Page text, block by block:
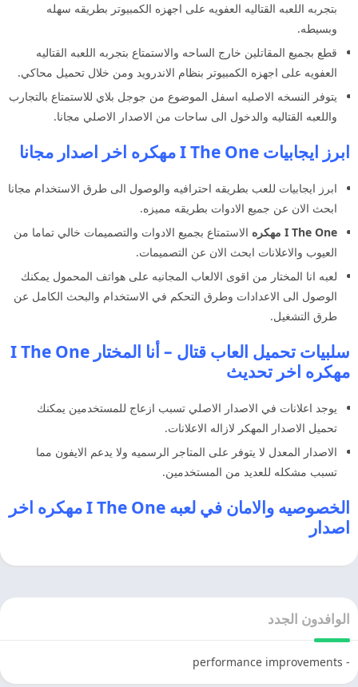
بتجربه اللعبه القتاليه العفويه على اجهزه الكمبيوتر بطريقه سهله
وبسيطه.
قطع بجميع المقاتلين خارج الساحه والاستمتاع بتجربه اللعبه القتاليه
العفويه على اجهزه الكمبيوتر بنظام الاندرويد ومن خلال تحميل محاكي.
يتوفر النسخه الاصليه اسفل الموضوع من جوجل بلاي للاستمتاع بالتجارب
واللعبه القتاليه والدخول الى ساحات من الاصدار الاصلي مجانا.
ابرز ايجابيات I The One مهكره اخر اصدار مجانا
ابرز ايجابيات للعب بطريقه احترافيه والوصول الى طرق الاستخدام مجانا
ابحث الان عن جميع الادوات بطريقه مميزه.
I The One مهكره
الاستمتاع بجميع الادوات والتصميمات خالي تماما من
العيوب والاعلانات ابحث الان عن التصميمات.
لعبه انا المختار من اقوى الالعاب المجانيه على هواتف المحمول يمكنك
الوصول الى الاعدادات وطرق التحكم في الاستخدام والبحث الكامل عن
طرق التشغيل.
سلبيات تحميل العاب قتال – أنا المختار I The One
مهكره اخر تحديث
يوجد اعلانات في الاصدار الاصلي تسبب ازعاج للمستخدمين يمكنك
تحميل الاصدار المهكر لازاله الاعلانات.
الاصدار المعدل لا يتوفر على المتاجر الرسميه ولا يدعم الايفون مما
تسبب مشكله للعديد من المستخدمين.
الخصوصيه والامان في لعبه I The One مهكره اخر
اصدار
الوافدون الجدد
- performance improvements